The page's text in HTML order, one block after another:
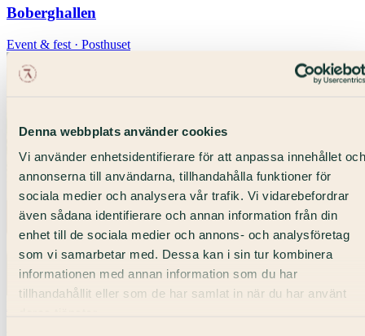
Denna webbplats använder cookies
Vi använder enhetsidentifierare för att anpassa innehållet och
annonserna till användarna, tillhandahålla funktioner för
sociala medier och analysera vår trafik. Vi vidarebefordrar
även sådana identifierare och annan information från din
enhet till de sociala medier och annons- och analysföretag
som vi samarbetar med. Dessa kan i sin tur kombinera
informationen med annan information som du har
tillhandahållit eller som de har samlat in när du har använt
Boberghallen
Event & fest · Posthuset